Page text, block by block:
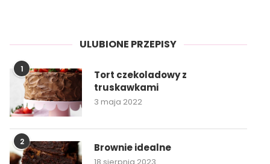
ULUBIONE PRZEPISY
1
Tort czekoladowy z
truskawkami
3 maja 2022
2 Brownie idealne